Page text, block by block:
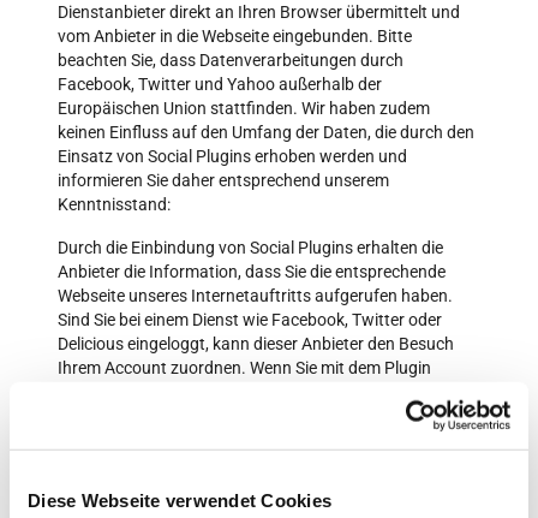
Diese Webseite verwendet Cookies
Dienstanbieter direkt an Ihren Browser übermittelt und
vom Anbieter in die Webseite eingebunden. Bitte
beachten Sie, dass Datenverarbeitungen durch
Facebook, Twitter und Yahoo außerhalb der
Europäischen Union stattfinden. Wir haben zudem
keinen Einfluss auf den Umfang der Daten, die durch den
Einsatz von Social Plugins erhoben werden und
informieren Sie daher entsprechend unserem
Kenntnisstand:
Durch die Einbindung von Social Plugins erhalten die
Anbieter die Information, dass Sie die entsprechende
Webseite unseres Internetauftritts aufgerufen haben.
Sind Sie bei einem Dienst wie Facebook, Twitter oder
Delicious eingeloggt, kann dieser Anbieter den Besuch
Ihrem Account zuordnen. Wenn Sie mit dem Plugin
Netzwerkes sind, besteht trotzdem die Möglichkeit, dass